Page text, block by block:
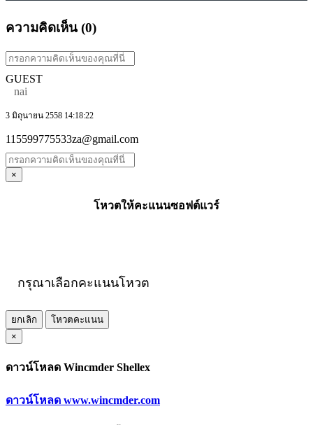
ความคิดเห็น (0)
GUEST
nai
3 มิถุนายน 2558 14:18:22
115599775533za@gmail.com
×
โหวตให้คะแนนซอฟต์แวร์
กรุณาเลือกคะแนนโหวต
ยกเลิก
โหวตคะแนน
×
ดาวน์โหลด Wincmder Shellex
ดาวน์โหลด www.wincmder.com